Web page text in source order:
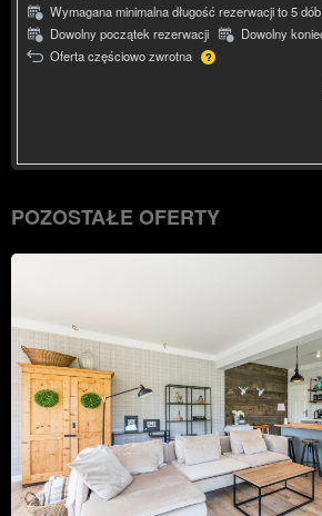
Wymagana minimalna długość rezerwacji to 5 dób
Dowolny początek rezerwacji
Dowolny
Oferta częściowo zwrotna
?
POZOSTAŁE OFERTY